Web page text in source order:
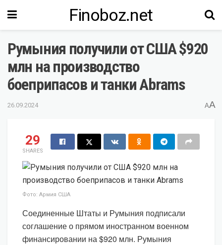
Finoboz.net
Румыния получили от США $920
млн на производство
боеприпасов и танки Abrams
26.09.2024 AA
29
SHARES
Фото: Армия США
Соединенные Штаты и Румыния подписали
соглашение о прямом иностранном военном
финансировании на $920 млн. Румыния